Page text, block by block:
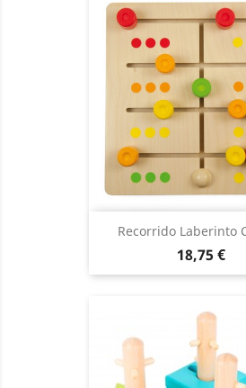
Recorrido Laberinto
Precio
18,75 €